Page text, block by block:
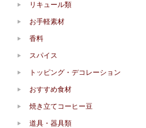
リキュール類
お手軽素材
香料
スパイス
トッピング・デコレーション
おすすめ食材
焼き立てコーヒー豆
道具・器具類